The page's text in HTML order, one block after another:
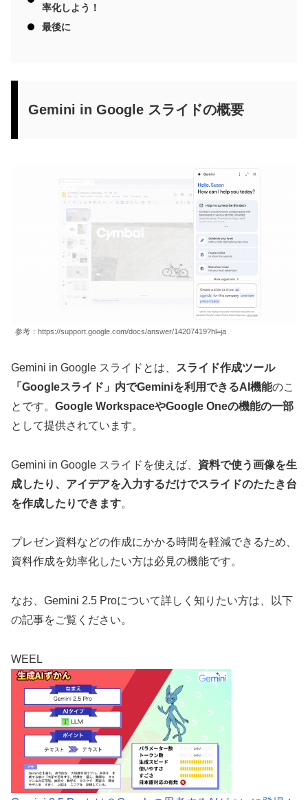
率化しよう！
最後に
Gemini in Google スライドの概要
参考：https://support.google.com/docs/answer/14207419?hl=ja
Gemini in Google スライドとは、
スライド作成ツール
「Googleスライド」内でGeminiを利用できるAI機能のこ
とです。 Google WorkspaceやGoogle Oneの機能の一部
として提供されています。
Gemini in Google スライドを使えば、 資料で使う画像を生
成したり、アイデアを入力するだけでスライドのたたき台
を作成したりできます。
プレゼン資料などの作成にかかる時間を軽減できるため、
資料作成を効率化したい方は必見の機能です。
なお、Gemini 2.5 Proについて詳しく知りたい方は、以下
の記事をご覧ください。
WEEL